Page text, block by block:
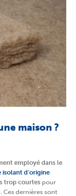
maison ?
employé dans le
d’origine
trop courtes pour
Ces dernières sont